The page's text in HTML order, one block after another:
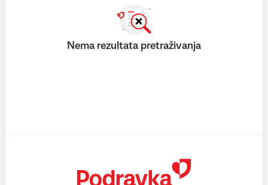
Nema rezultata pretraživanja